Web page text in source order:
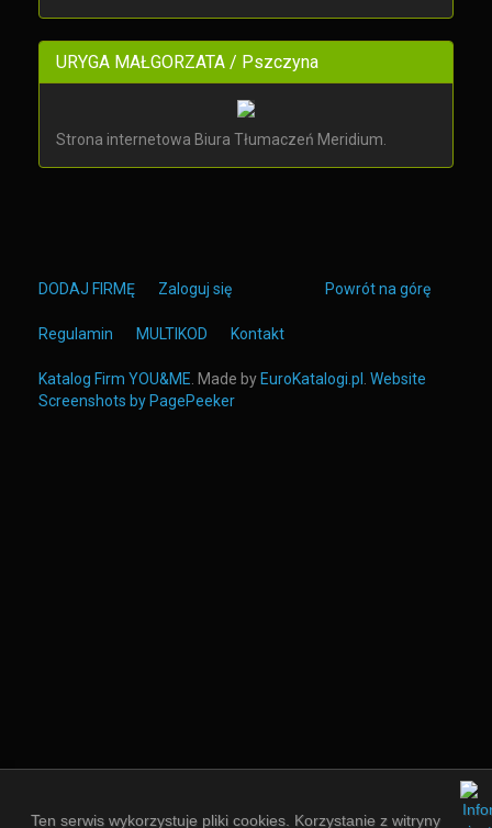
URYGA MAŁGORZATA / Pszczyna
Strona internetowa Biura Tłumaczeń Meridium.
Powrót na górę
DODAJ FIRMĘ Zaloguj się
Regulamin MULTIKOD Kontakt
Katalog Firm YOU&ME . Made by EuroKatalogi.pl
Website
Screenshots by PagePeeker
Ten serwis wykorzystuje pliki cookies. Korzystanie z witryny